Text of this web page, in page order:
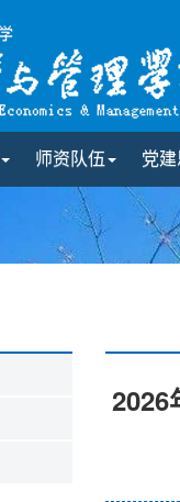
师资队伍 党
2026